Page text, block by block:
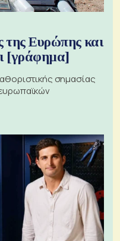
της Ευρώπης και
[γράφημα]
σημασίας